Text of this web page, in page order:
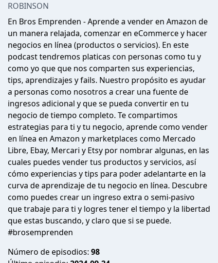
ROBINSON
En Bros Emprenden - Aprende a vender en Amazon de
un manera relajada, comenzar en eCommerce y hacer
negocios en línea (productos o servicios). En este
podcast tendremos platicas con personas como tu y
como yo que que nos comparten sus experiencias,
tips, aprendizajes y fails. Nuestro propósito es ayudar
a personas como nosotros a crear una fuente de
ingresos adicional y que se pueda convertir en tu
negocio de tiempo completo. Te compartimos
estrategias para ti y tu negocio, aprende como vender
en línea en Amazon y marketplaces como Mercado
Libre, Ebay, Mercari y Etsy por nombrar algunas, en las
cuales puedes vender tus productos y servicios, así
cómo experiencias y tips para poder adelantarte en la
curva de aprendizaje de tu negocio en línea. Descubre
como puedes crear un ingreso extra o semi-pasivo
que trabaje para ti y logres tener el tiempo y la libertad
que estas buscando, y claro que si se puede.
#brosemprenden
Número de episodios: 98